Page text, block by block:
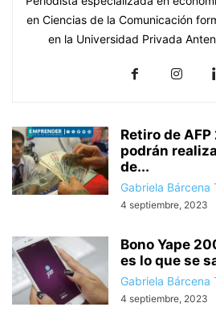
en Ciencias de la Comunicación
en la Universidad Privada
Retiro de
podrán
de...
Gabriela Bárcena
4 septiembre, 2023
Bono Yape
es lo que se
Gabriela Bárcena
4 septiembre, 2023